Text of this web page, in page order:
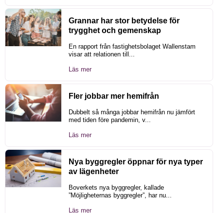
Grannar har stor betydelse för
trygghet och gemenskap
En rapport från fastighetsbolaget Wallenstam
visar att relationen till...
Läs mer
Fler jobbar mer hemifrån
Dubbelt så många jobbar hemifrån nu jämfört
med tiden före pandemin, v...
Läs mer
Nya byggregler öppnar för nya typer
av lägenheter
Boverkets nya byggregler, kallade
”Möjligheternas byggregler”, har nu...
Läs mer